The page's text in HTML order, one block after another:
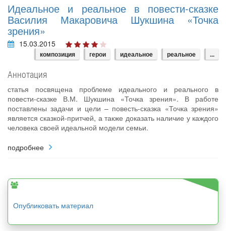
Идеальное и реальное в повести-сказке
Василия Макаровича Шукшина «Точка
зрения»
15.03.2015
композиция герои идеальное реальное ...
Аннотация
статья посвящена проблеме идеального и реального в
повести-сказке В.М. Шукшина «Точка зрения». В работе
поставлены задачи и цели – повесть-сказка «Точка зрения»
является сказкой-притчей, а также доказать наличие у каждого
человека своей идеальной модели семьи.
подробнее
Опубликовать материал